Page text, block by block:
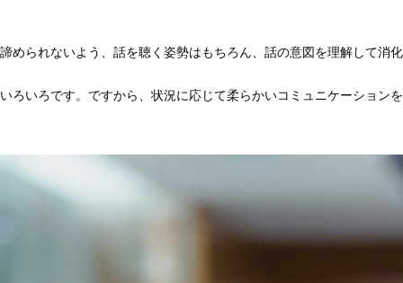
られないよう、話を聴く姿勢はもちろん、話の意図を理解して消
いろです。ですから、状況に応じて柔らかいコミュニケーショ